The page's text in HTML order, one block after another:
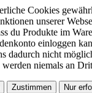
Cookies
unserer
du Produkte im
einloggen
dadurch nicht
niemals an
Zustimmen Nur